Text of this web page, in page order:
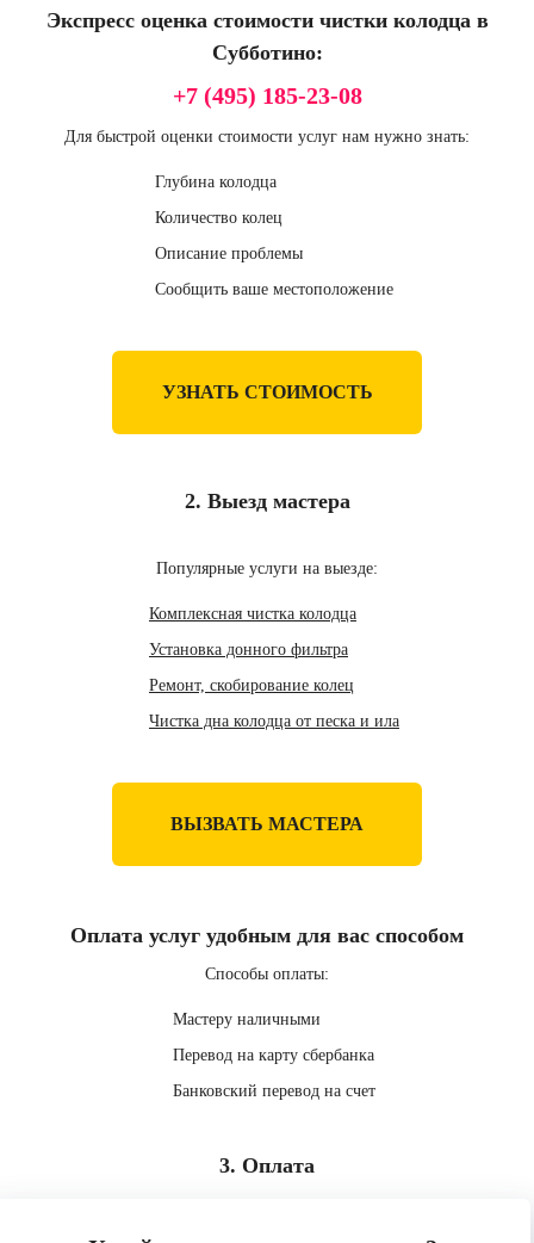
Экспресс оценка стоимости чистки колодца в
Субботино:
+7 (495) 185-23-08
Для быстрой оценки стоимости услуг нам нужно знать:
Глубина колодца
Количество колец
Описание проблемы
Сообщить ваше местоположение
УЗНАТЬ СТОИМОСТЬ
2. Выезд мастера
Популярные услуги на выезде:
Комплексная чистка колодца
Установка донного фильтра
Ремонт, скобирование колец
Чистка дна колодца от песка и ила
ВЫЗВАТЬ МАСТЕРА
3. Оплата
Оплата услуг удобным для вас способом
Способы оплаты:
Мастеру наличными
Перевод на карту сбербанка
Банковский перевод на счет